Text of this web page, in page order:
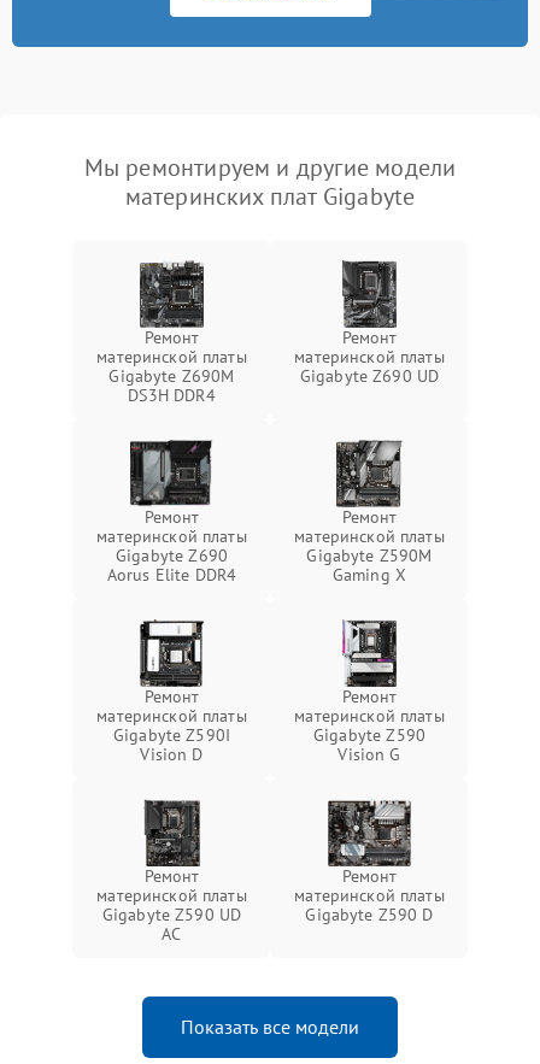
Мы ремонтируем и другие модели
материнских плат Gigabyte
Ремонт
материнской платы
Gigabyte Z690M
DS3H DDR4
Ремонт
материнской платы
Gigabyte Z690 UD
Ремонт
материнской платы
Gigabyte Z690
Aorus Elite DDR4
Ремонт
материнской платы
Gigabyte Z590M
Gaming X
Ремонт
материнской платы
Gigabyte Z590I
Vision D
Ремонт
материнской платы
Gigabyte Z590
Vision G
Ремонт
материнской платы
Gigabyte Z590 UD
AC
Ремонт
материнской платы
Gigabyte Z590 D
Показать все модели